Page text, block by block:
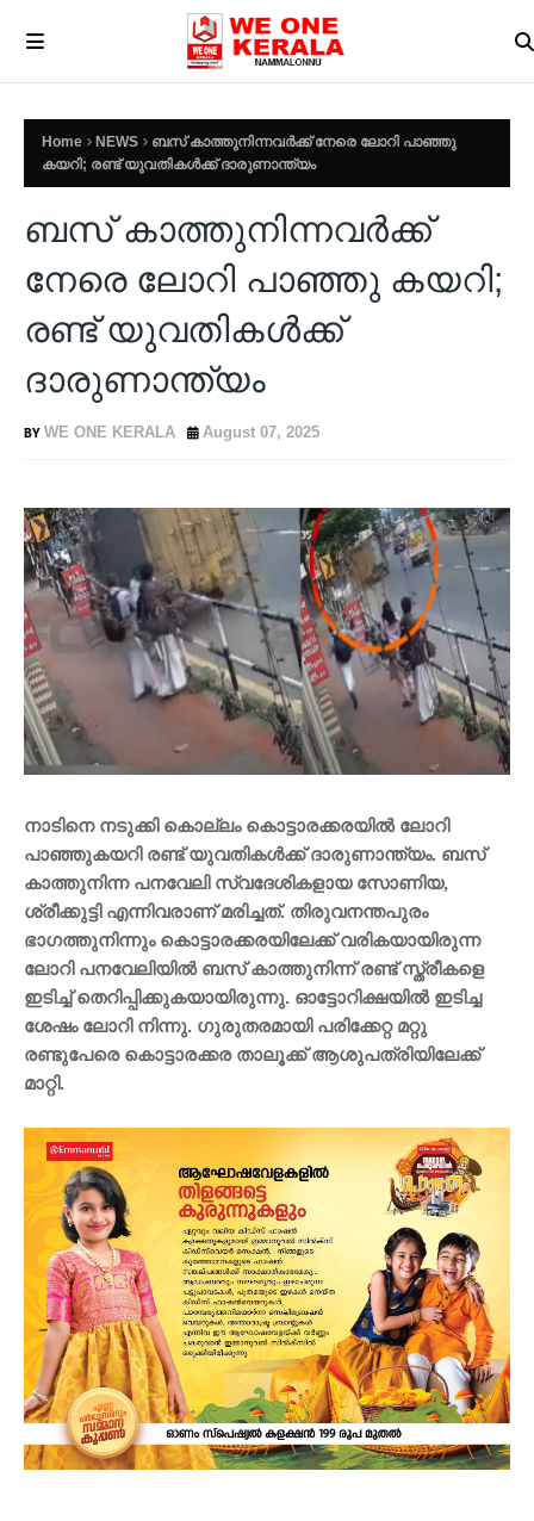
Home NEWS
ബസ് കാത്തുനിന്നവർക്ക് നേരെ ലോറി പാഞ്ഞു
കയറി; രണ്ട് യുവതികൾക്ക് ദാരുണാന്ത്യം
ബസ് കാത്തുനിന്നവർക്ക്
നേരെ ലോറി പാഞ്ഞു കയറി;
രണ്ട് യുവതികൾക്ക്
ദാരുണാന്ത്യം
WE ONE KERALA August 07, 2025
നാടിനെ നടുക്കി കൊല്ലം കൊട്ടാരക്കരയിൽ ലോറി
പാഞ്ഞുകയറി രണ്ട് യുവതികൾക്ക് ദാരുണാന്ത്യം. ബസ്
കാത്തുനിന്ന പനവേലി സ്വദേശികളായ സോണിയ,
ശ്രീക്കുട്ടി എന്നിവരാണ് മരിച്ചത്. തിരുവനന്തപുരം
ഭാഗത്തുനിന്നും കൊട്ടാരക്കരയിലേക്ക് വരികയായിരുന്ന
ലോറി പനവേലിയിൽ ബസ് കാത്തുനിന്ന് രണ്ട് സ്ത്രീകളെ
ഇടിച്ച് തെറിപ്പിക്കുകയായിരുന്നു. ഓട്ടോറിക്ഷയിൽ ഇടിച്ച
ശേഷം ലോറി നിന്നു. ഗുരുതരമായി പരിക്കേറ്റ മറ്റു
രണ്ടുപേരെ കൊട്ടാരക്കര താലൂക്ക് ആശുപത്രിയിലേക്ക്
മാറ്റി.